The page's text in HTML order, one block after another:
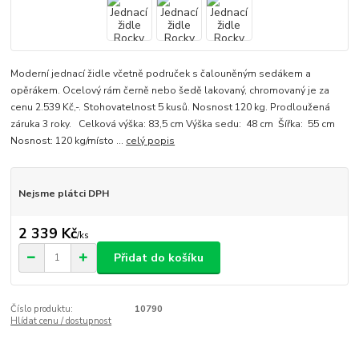
Moderní jednací židle včetně područek s čalouněným sedákem a
opěrákem. Ocelový rám černě nebo šedě lakovaný, chromovaný je za
cenu 2.539 Kč,-. Stohovatelnost 5 kusů. Nosnost 120 kg. Prodloužená
záruka 3 roky. Celková výška: 83,5 cm Výška sedu: 48 cm Šířka: 55 cm
Nosnost: 120 kg/místo ... celý popis
Nejsme plátci DPH
2 339 Kč/ks
Přidat do košíku
Číslo produktu:
10790
Hlídat cenu / dostupnost